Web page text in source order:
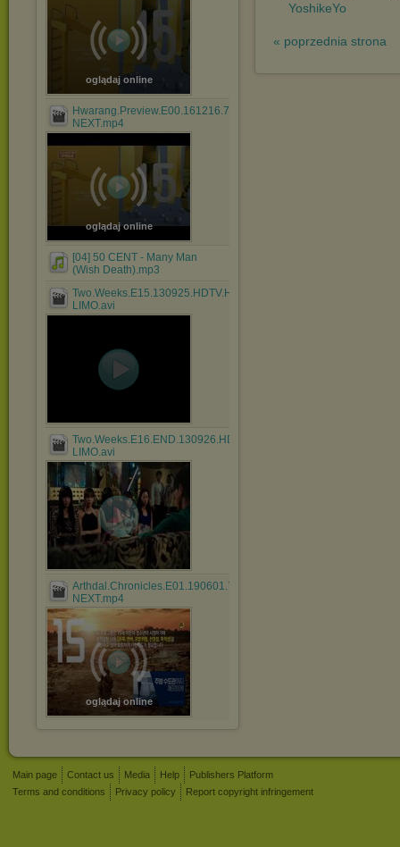
oglądaj online
Hwarang.Preview.E00.161216.720p-
NEXT.mp4
oglądaj online
[04] 50 CENT - Many Man
(Wish Death).mp3
Two.Weeks.E15.130925.HDTV.H264.720p-
LIMO.avi
Two.Weeks.E16.END.130926.HDTV.H264.720p-
LIMO.avi
Arthdal.Chronicles.E01.190601.720p-
NEXT.mp4
oglądaj online
YoshikeYo
« poprzednia strona
Main page Contact us Media Help
Publishers Platform
Terms and conditions
Privacy policy Report copyright infringement